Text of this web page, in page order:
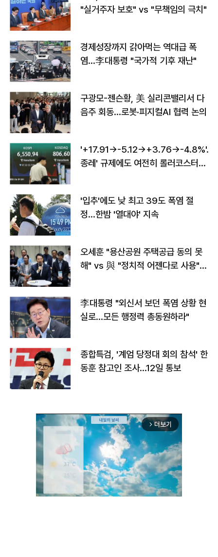
"실거주자 보호" vs "무책임의 극치"
경제성장까지 갉아먹는 역대급 폭
염…李대통령 "국가적 기후 재난"
구광모-젠슨황, 美 실리콘밸리서 다
음주 회동…로봇·피지컬AI 협력 논의
'+17.91→-5.12→+3.76→-4.8%'…'
종레' 규제에도 여전히 롤러코스터
'입추'에도 낮 최고 39도 폭염 절
정…한밤 '열대야' 지속
오세훈 "용산공원 주택공급 동의 못
해" vs 與 "정치적 어젠다로 사용"
李대통령 "외신서 보던 폭염 상황 현
실로…모든 행정력 총동원하라"
종합특검, '계엄 당정대 회의 참석' 한
동훈 참고인 조사...12일 통보
arrow_forward_ios 더보기